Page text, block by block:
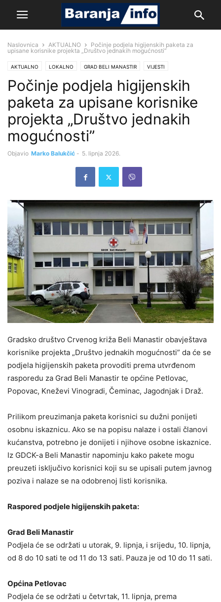
Naslovnica AKTUALNO
Počinje podjela higijenskih paketa za
upisane korisnike projekta „Društvo jednakih mogućnosti”
AKTUALNO LOKALNO GRAD BELI MANASTIR VIJESTI
Počinje podjela higijenskih
paketa za upisane korisnike
projekta „Društvo jednakih
mogućnosti”
Objavio Marko Balukčić - 5. lipnja 2026.
Gradsko društvo Crvenog križa Beli Manastir obavještava
korisnike projekta „Društvo jednakih mogućnosti” da će se
podjela higijenskih paketa provoditi prema utvrđenom
rasporedu za Grad Beli Manastir te općine Petlovac,
Popovac, Kneževi Vinogradi, Čeminac, Jagodnjak i Draž.
Prilikom preuzimanja paketa korisnici su dužni ponijeti
osobnu iskaznicu. Ako se na popisu nalaze i ostali članovi
kućanstva, potrebno je donijeti i njihove osobne iskaznice.
Iz GDCK-a Beli Manastir napominju kako pakete mogu
preuzeti isključivo korisnici koji su se upisali putem javnog
poziva i nalaze se na odobrenoj listi korisnika.
Raspored podjele higijenskih paketa:
Grad Beli Manastir
Podjela će se održati u utorak, 9. lipnja, i srijedu, 10. lipnja,
od 8 do 10 sati te od 11 do 13 sati. Pauza je od 10 do 11 sati.
Općina Petlovac
Podjela će se održati u četvrtak, 11. lipnja, prema